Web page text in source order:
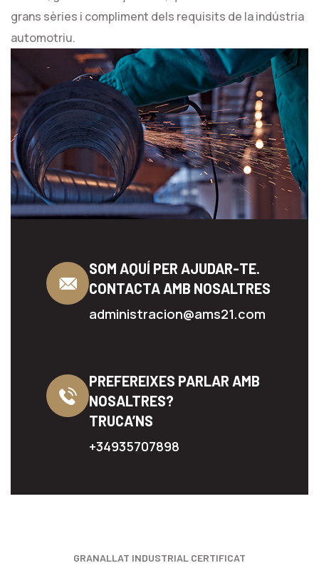
grans sèries i compliment dels requisits de la indústria
automotriu.
SOM AQUÍ PER AJUDAR-TE.
CONTACTA AMB NOSALTRES
administracion@ams21.com
PREFEREIXES PARLAR AMB
NOSALTRES?
TRUCA’NS
+34935707898
GRANALLAT INDUSTRIAL CERTIFICAT